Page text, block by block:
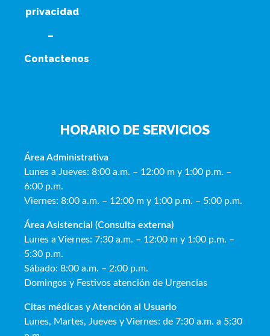
privacidad
–
Contactenos
HORARIO DE SERVICIOS
Área Administrativa
Lunes a Jueves: 8:00 a.m. – 12:00 m y 1:00 p.m. –
6:00 p.m.
Viernes: 8:00 a.m. – 12:00 m y 1:00 p.m. – 5:00 p.m.
Área Asistencial (Consulta externa)
Lunes a Viernes: 7:30 a.m. – 12:00 m y 1:00 p.m. –
5:30 p.m.
Sábado: 8:00 a.m. – 2:00 p.m.
Domingos y Festivos atención de Urgencias
Citas médicas y Atención al Usuario
Lunes, Martes, Jueves y Viernes: de 7:30 a.m. a 5:30